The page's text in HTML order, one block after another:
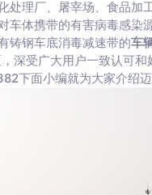
处理厂、屠宰场、食品加
车体携带的有害病毒感
铸钢车底消毒减速带的车
深受广大用户一致认可
面小编就为大家介绍迈